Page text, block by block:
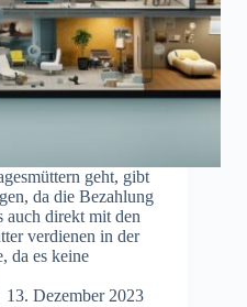
geht, gibt
da die Bezahlung
auch direkt mit den
verdienen in der
da es keine
13. Dezember 2023